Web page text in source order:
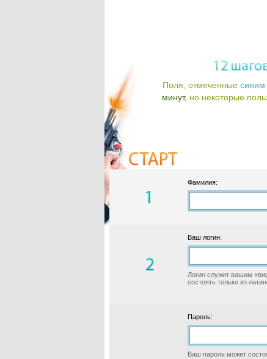
Поля, отмеченные синим
минут, но некоторые
Фамилия:
Ваш логин:
Логин служит вашим
состоять только из
Пароль:
Ваш пароль может